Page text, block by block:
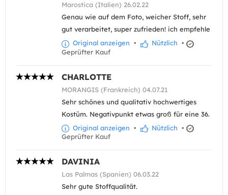
Marostica (Italien) 26.02.22
Genau wie auf dem Foto, weicher Stoff, sehr
gut verarbeitet, super zufrieden! ich empfehle
Original anzeigen • Nützlich •
Geprüfter Kauf
CHARLOTTE
MORANGIS (Frankreich) 04.07.21
Sehr schönes und qualitativ hochwertiges
Kostüm. Negativpunkt etwas groß für eine 36.
Original anzeigen • Nützlich •
Geprüfter Kauf
DAVINIA
Las Palmas (Spanien) 06.03.22
Sehr gute Stoffqualität.